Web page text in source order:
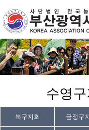
수영
북구지회 금정구